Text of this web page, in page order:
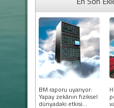
BM raporu uyarıyor:
Yapay zekânın fiziksel
dünyadaki etkisi...